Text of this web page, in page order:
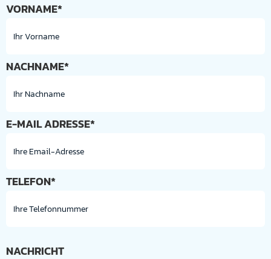
VORNAME*
NACHNAME*
E-MAIL ADRESSE*
TELEFON*
NACHRICHT